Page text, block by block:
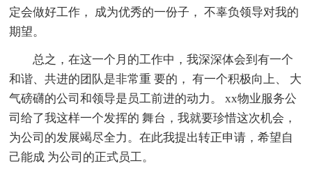
定会做好工作， 成为优秀的一份子， 不辜负领导对我的
期望。
总之，在这一个月的工作中，我深深体会到有一个
和谐、共进的团队是非常重 要的， 有一个积极向上、 大
气磅礴的公司和领导是员工前进的动力。 xx物业服务公
司给了我这样一个发挥的 舞台，我就要珍惜这次机会，
为公司的发展竭尽全力。在此我提出转正申请，希望自
己能成 为公司的正式员工。